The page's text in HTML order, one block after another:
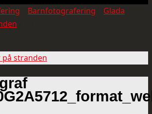
Barnfotografering
Glada
på stranden